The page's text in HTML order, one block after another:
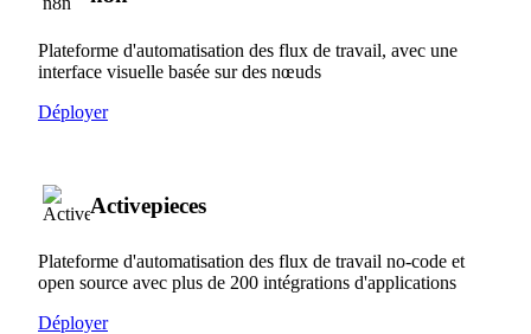
Plateforme d'automatisation des flux de travail, avec une
interface visuelle basée sur des nœuds
Déployer
Activepieces
Plateforme d'automatisation des flux de travail no-code et
open source avec plus de 200 intégrations d'applications
Déployer